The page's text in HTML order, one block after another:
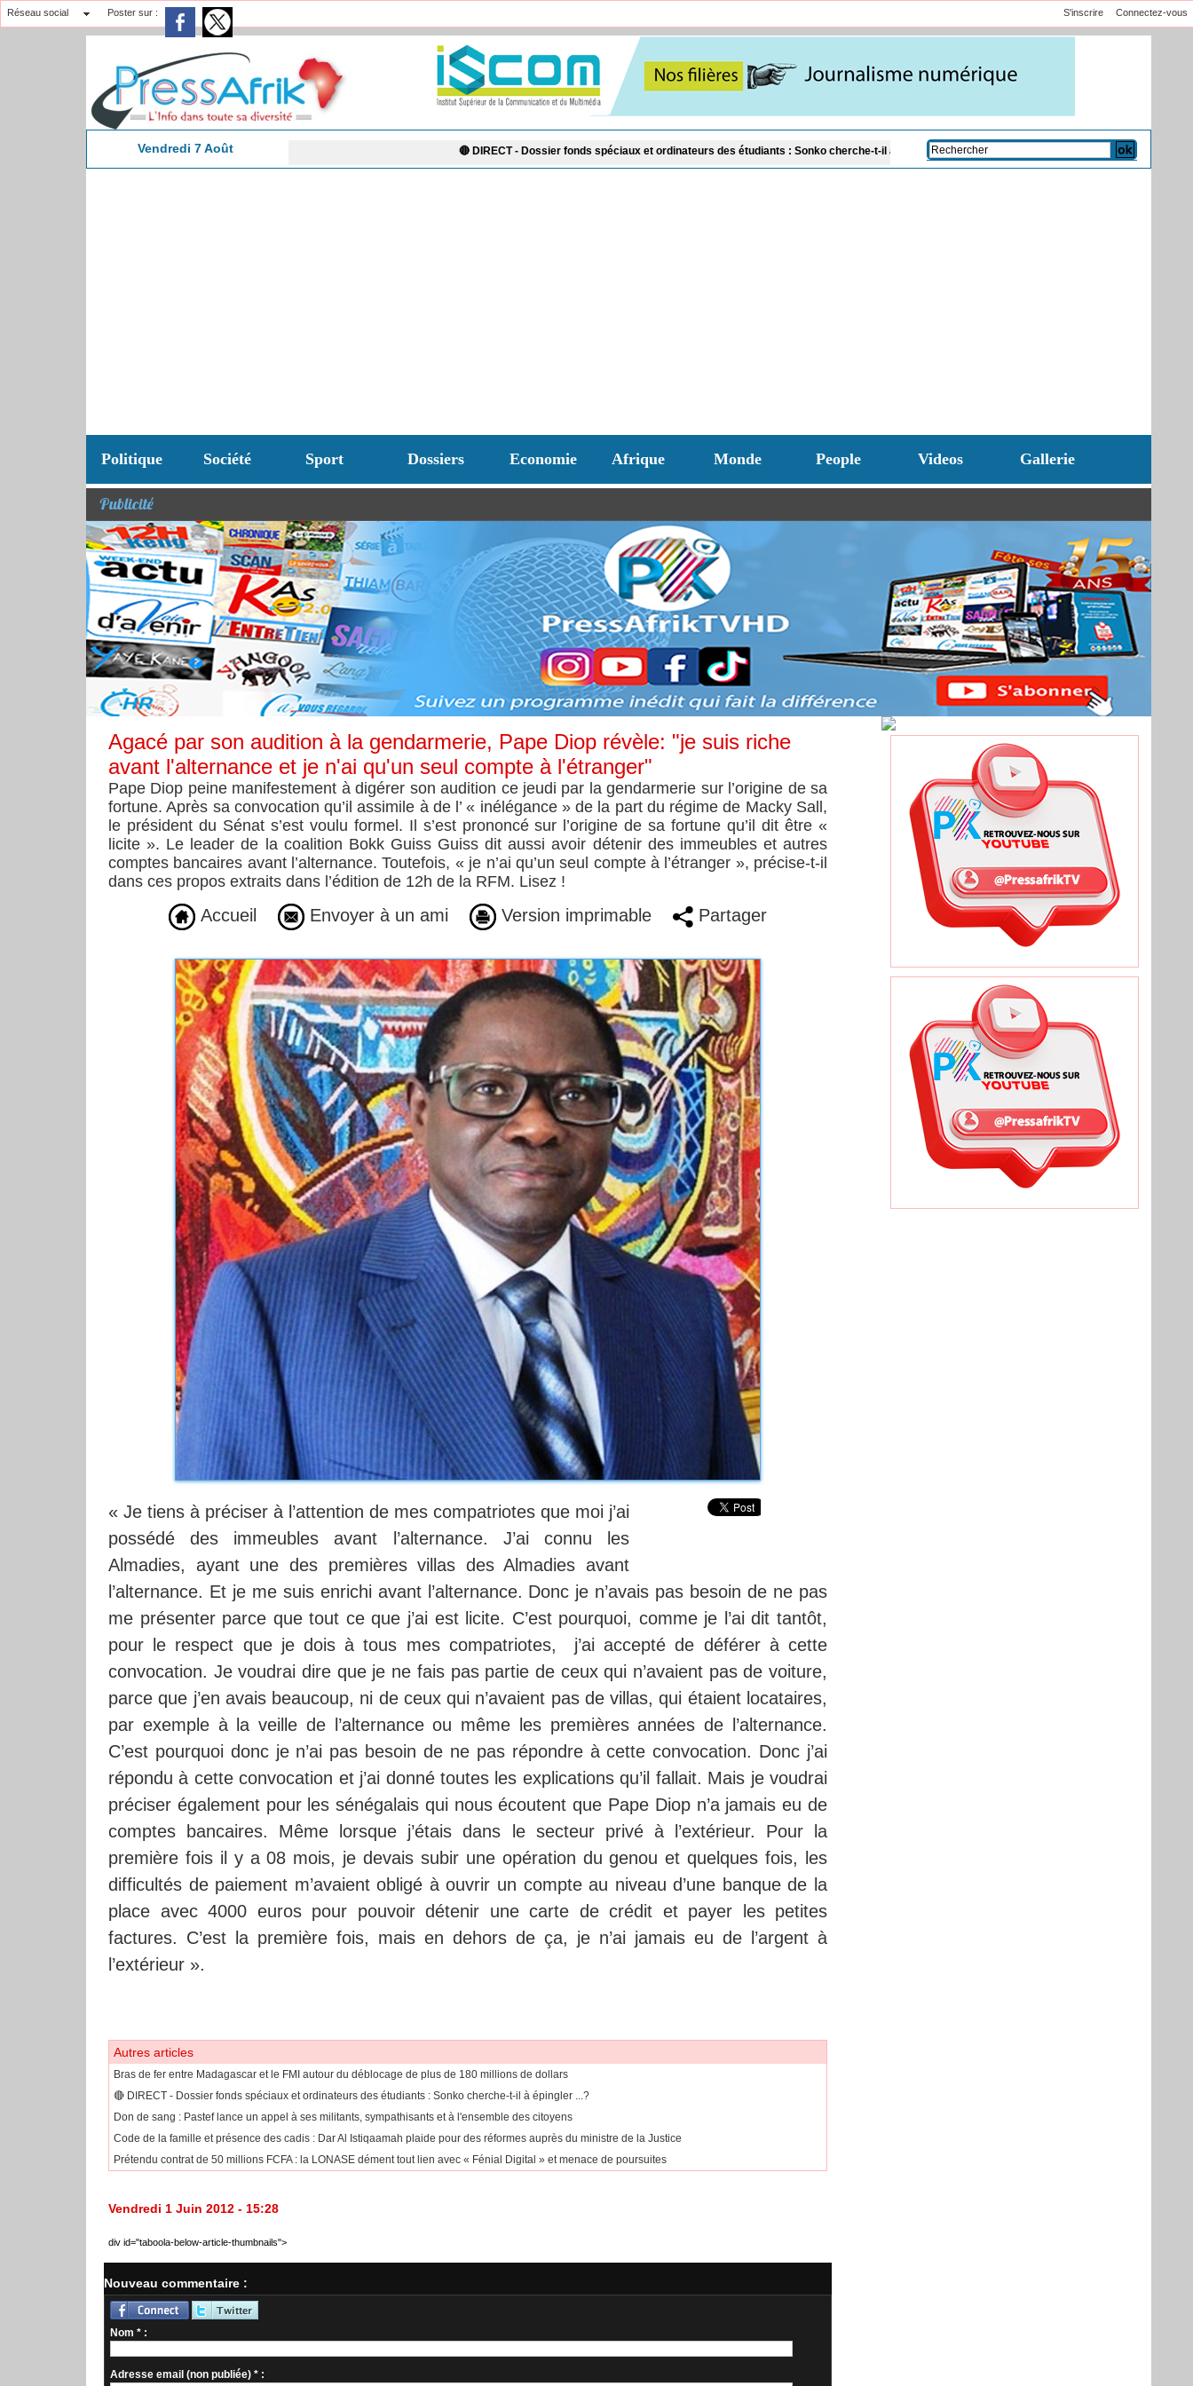
Réseau social Poster sur : Connectez-vous
S'inscrire
Vendredi 7 Août 🔴​ DIRECT - Dossier fonds spéciaux et ordinateurs des étudiants : Sonko cherche-t-il à épingler ...? Don de sang : Pastef lance un appel à ses militants,
Politique Société Sport Dossiers Economie Afrique Monde People Videos Gallerie
Publicité
Agacé par son audition à la gendarmerie, Pape Diop révèle: "je suis riche
avant l'alternance et je n'ai qu'un seul compte à l'étranger"
Pape Diop peine manifestement à digérer son audition ce jeudi par la gendarmerie sur l’origine de sa
fortune. Après sa convocation qu’il assimile à de l’ « inélégance » de la part du régime de Macky Sall,
le président du Sénat s’est voulu formel. Il s’est prononcé sur l’origine de sa fortune qu’il dit être «
licite ». Le leader de la coalition Bokk Guiss Guiss dit aussi avoir détenir des immeubles et autres
comptes bancaires avant l’alternance. Toutefois, « je n’ai qu’un seul compte à l’étranger », précise-t-il
dans ces propos extraits dans l’édition de 12h de la RFM. Lisez !
Accueil Envoyer à un ami Version imprimable Partager
« Je tiens à préciser à l’attention de mes compatriotes que moi j’ai
possédé des immeubles avant l’alternance. J’ai connu les
Almadies, ayant une des premières villas des Almadies avant
l’alternance. Et je me suis enrichi avant l’alternance. Donc je n’avais pas besoin de ne pas
me présenter parce que tout ce que j’ai est licite. C’est pourquoi, comme je l’ai dit tantôt,
pour le respect que je dois à tous mes compatriotes, j’ai accepté de déférer à cette
convocation. Je voudrai dire que je ne fais pas partie de ceux qui n’avaient pas de voiture,
parce que j’en avais beaucoup, ni de ceux qui n’avaient pas de villas, qui étaient locataires,
par exemple à la veille de l’alternance ou même les premières années de l’alternance.
C’est pourquoi donc je n’ai pas besoin de ne pas répondre à cette convocation. Donc j’ai
répondu à cette convocation et j’ai donné toutes les explications qu’il fallait. Mais je voudrai
préciser également pour les sénégalais qui nous écoutent que Pape Diop n’a jamais eu de
comptes bancaires. Même lorsque j’étais dans le secteur privé à l’extérieur. Pour la
première fois il y a 08 mois, je devais subir une opération du genou et quelques fois, les
difficultés de paiement m’avaient obligé à ouvrir un compte au niveau d’une banque de la
place avec 4000 euros pour pouvoir détenir une carte de crédit et payer les petites
factures. C’est la première fois, mais en dehors de ça, je n’ai jamais eu de l’argent à
l’extérieur ».
Autres articles
Bras de fer entre Madagascar et le FMI autour du déblocage de plus de 180 millions de dollars
🔴​ DIRECT - Dossier fonds spéciaux et ordinateurs des étudiants : Sonko cherche-t-il à épingler ...?
Don de sang : Pastef lance un appel à ses militants, sympathisants et à l'ensemble des citoyens
Code de la famille et présence des cadis : Dar Al Istiqaamah plaide pour des réformes auprès du ministre de la Justice
Prétendu contrat de 50 millions FCFA : la LONASE dément tout lien avec « Fénial Digital » et menace de poursuites
Vendredi 1 Juin 2012 - 15:28
div id="taboola-below-article-thumbnails">
Nouveau commentaire :
Nom * :
Adresse email (non publiée) * :